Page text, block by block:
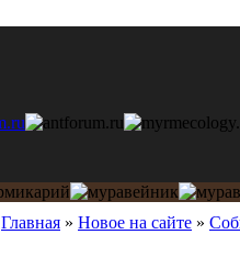
Главная » Новое на сайте »